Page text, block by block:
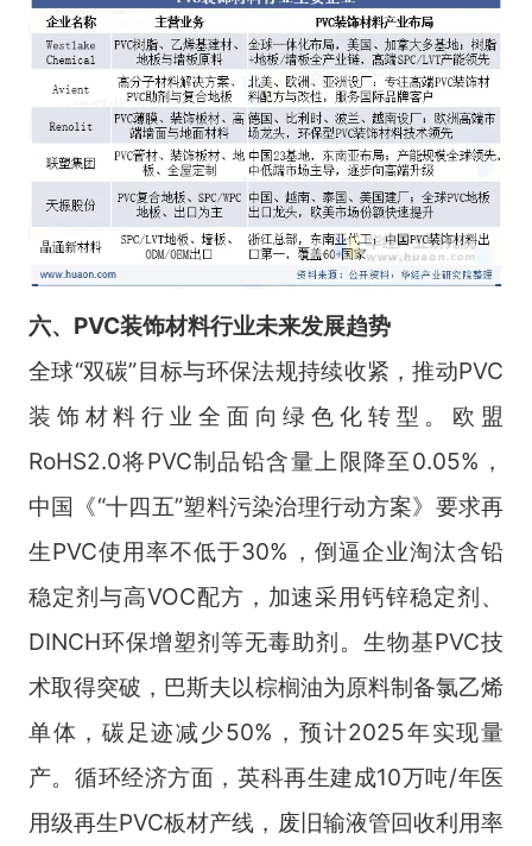
六、PVC装饰材料行业未来发展趋势
全球“双碳”目标与环保法规持续收紧，推动PVC
装饰材料行业全面向绿色化转型。欧盟
RoHS2.0将PVC制品铅含量上限降至0.05%，
中国《“十四五”塑料污染治理行动方案》要求再
生PVC使用率不低于30%，倒逼企业淘汰含铅
稳定剂与高VOC配方，加速采用钙锌稳定剂、
DINCH环保增塑剂等无毒助剂。生物基PVC技
术取得突破，巴斯夫以棕榈油为原料制备氯乙烯
单体，碳足迹减少50%，预计2025年实现量
产。循环经济方面，英科再生建成10万吨/年医
用级再生PVC板材产线，废旧输液管回收利用率